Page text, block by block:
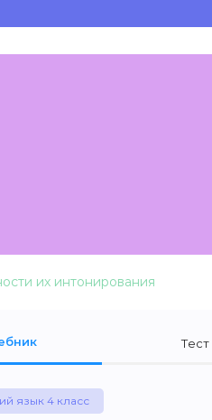
их интонирования
Тест
язык 4 класс